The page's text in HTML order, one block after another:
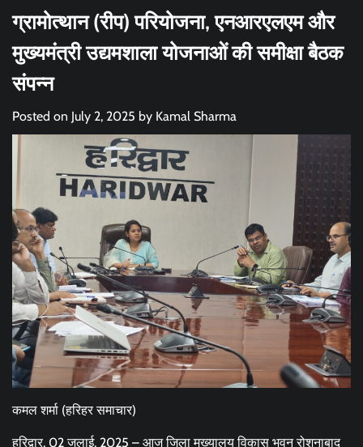
ग्रामोत्थान (रीप) परियोजना, एनआरएलएम और
मुख्यमंत्री उद्यमशाला योजनाओं की समीक्षा बैठक
संपन्न
Posted on July 2, 2025 by Kamal Sharma
कमल शर्मा (हरिहर समाचार)
हरिद्वार, 02 जुलाई, 2025 – आज जिला मुख्यालय विकास भवन रोशनाबाद